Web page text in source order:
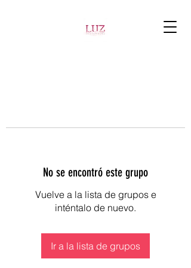
No se encontró este grupo
Vuelve a la lista de grupos e
inténtalo de nuevo.
Ir a la lista de grupos